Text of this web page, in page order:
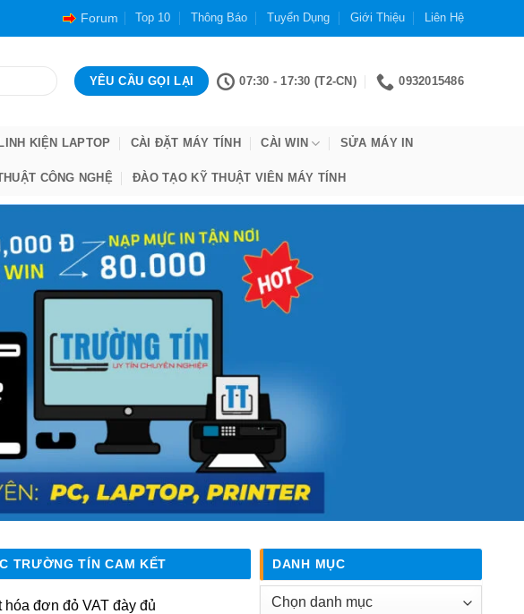
Forum Top 10 Thông Báo Tuyển Dụng Giới Thiệu Liên Hệ
07:30 - 17:30 (T2-CN) 0932015486
LINH KIỆN LAPTOP CÀI ĐẶT MÁY TÍNH CÀI WIN SỬA MÁY IN
CÔNG NGHỆ ĐÀO TẠO KỸ THUẬT VIÊN MÁY TÍNH
TRƯỜNG TÍN CAM KẾT
hóa đơn đỏ VAT đày đủ
DANH MỤC
Danh